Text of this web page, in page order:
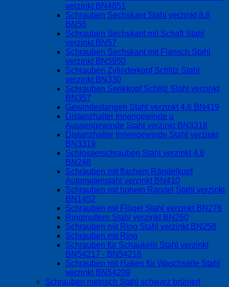
verzinkt BN4851
Schrauben Sechskant Stahl verzinkt 8.8
BN56
Schrauben Sechskant mit Schaft Stahl
verzinkt BN57
Schrauben Sechskant mit Flansch Stahl
verzinkt BN5950
Schrauben Zylinderkopf Schlitz Stahl
verzinkt BN330
Schrauben Senkkopf Schlitz Stahl verzinkt
BN357
Gewindestangen Stahl verzinkt 4.6 BN419
Distanzhalter Innengewinde u
Aussengewinde Stahl verzinkt BN3318
Distanzhalter Innengewinde Stahl verzinkt
BN3319
Schlosserschrauben Stahl verzinkt 4.6
BN248
Schrauben mit flachem Rändelkopf
Automatenstahl verzinkt BN410
Schrauben mit hohem Rändel Stahl verzinkt
BN1452
Schrauben mit Flügel Stahl verzinkt BN276
Ringmuttern Stahl verzinkt BN260
Schrauben mit Ring Stahl verzinkt BN258
Schrauben mit Ring
Schrauben für Schaukeln Stahl verzinkt
BN54217 - BN54216
Schrauben mit Haken für Waschseile Stahl
verzinkt BN54209
Schrauben metrisch Stahl schwarz brüniert